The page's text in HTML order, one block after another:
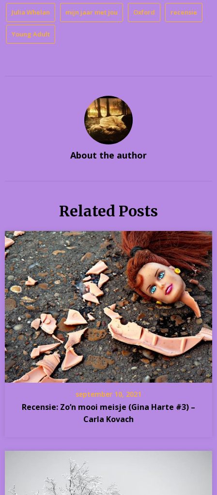
Julia Whelan mijn jaar met jou Oxford recensie
Young Adult
About the author
Related Posts
september 10, 2021
Recensie: Zo’n mooi meisje (Gina Harte #3) –
Carla Kovach